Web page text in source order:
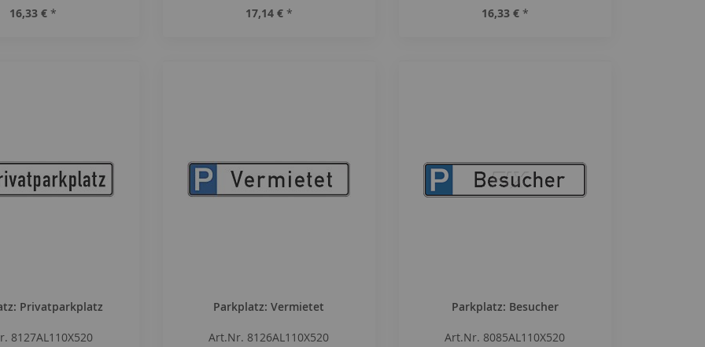
16,33 € *
17,14 € *
16,33 € *
Privatparkplatz
8127AL110X520
Parkplatz: Vermietet
Art.Nr. 8126AL110X520
Parkplatz: Besucher
Art.Nr. 8085AL110X520